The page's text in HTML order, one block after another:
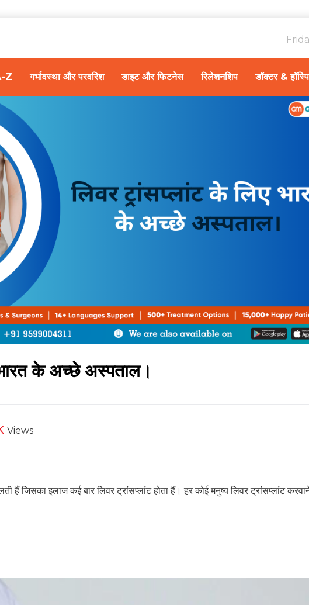
Z गर्भावस्था और परवरिश डाइट और फिटनेस रिलेशनशिप डॉक्टर &
के अच्छे अस्पताल।
Views
हैं जिसका इलाज कई बार लिवर ट्रांसप्लांट होता हैं। हर कोई मनुष्य लिवर ट्रांसप्लांट